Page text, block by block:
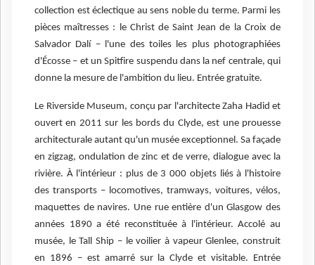
collection est éclectique au sens noble du terme. Parmi les
pièces maîtresses : le Christ de Saint Jean de la Croix de
Salvador Dalí – l'une des toiles les plus photographiées
d'Écosse – et un Spitfire suspendu dans la nef centrale, qui
donne la mesure de l'ambition du lieu. Entrée gratuite.
Le Riverside Museum, conçu par l'architecte Zaha Hadid et
ouvert en 2011 sur les bords du Clyde, est une prouesse
architecturale autant qu'un musée exceptionnel. Sa façade
en zigzag, ondulation de zinc et de verre, dialogue avec la
rivière. À l'intérieur : plus de 3 000 objets liés à l'histoire
des transports – locomotives, tramways, voitures, vélos,
maquettes de navires. Une rue entière d'un Glasgow des
années 1890 a été reconstituée à l'intérieur. Accolé au
musée, le Tall Ship – le voilier à vapeur Glenlee, construit
en 1896 – est amarré sur la Clyde et visitable. Entrée